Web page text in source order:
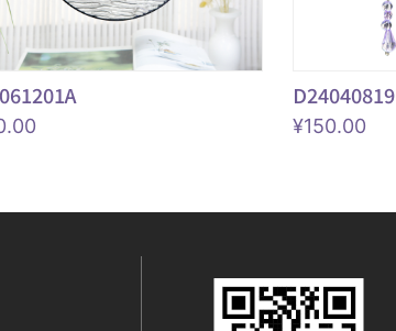
D24040819
¥150.00